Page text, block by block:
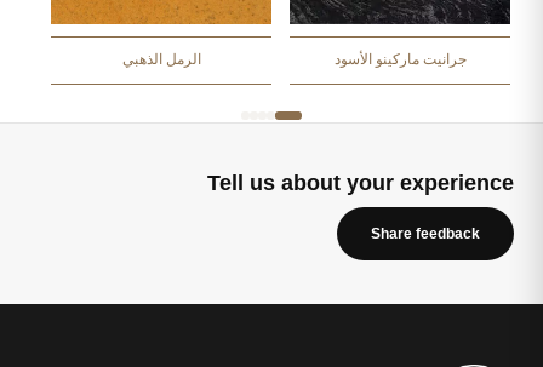
جرانيت ماركينو الأسود الرمل الذهبي
Tell us about your experience
Share feedback